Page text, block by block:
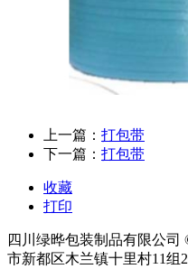
上一篇： 打包带
下一篇： 打包带
收藏
打印
四川绿晔包装制品有限公司
市新都区木兰镇十里村11组